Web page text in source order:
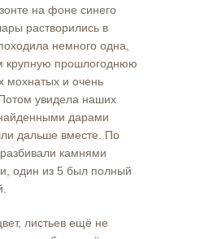
на фоне синего
растворились в
немного одна,
крупную прошлогоднюю
мохнатых и очень
увидела наших
дарами
дальше вместе. По
камнями
один из 5 был полный
листьев ещё не